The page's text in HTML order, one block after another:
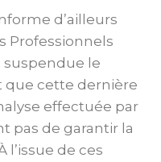
d’ailleurs
Professionnels
le
que cette dernière
effectuée par
pas de garantir la
l’issue de ces